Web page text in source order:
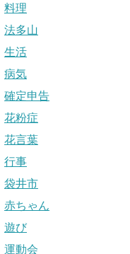
料理
法多山
生活
病気
確定申告
花粉症
花言葉
行事
袋井市
赤ちゃん
遊び
運動会